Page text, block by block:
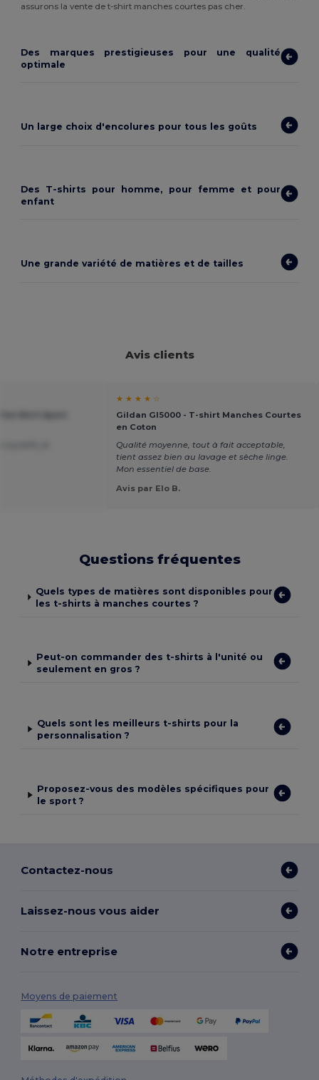
assurons la vente de t-shirt manches courtes pas cher.
Des marques prestigieuses pour une qualité
optimale
Un large choix d'encolures pour tous les goûts
Des T-shirts pour homme, pour femme et pour
enfant
Une grande variété de matières et de tailles
Avis clients
★ ★ ★ ★ ☆
Gildan GI5000 - T-shirt Manches Courtes
en Coton
Qualité moyenne, tout à fait acceptable,
tient assez bien au lavage et sèche linge.
Mon essentiel de base.
Avis par Elo B.
Questions fréquentes
Quels types de matières sont disponibles pour
les t-shirts à manches courtes ?
Peut-on commander des t-shirts à l'unité ou
seulement en gros ?
Quels sont les meilleurs t-shirts pour la
personnalisation ?
Proposez-vous des modèles spécifiques pour
le sport ?
Contactez-nous
Laissez-nous vous aider
Notre entreprise
Moyens de paiement